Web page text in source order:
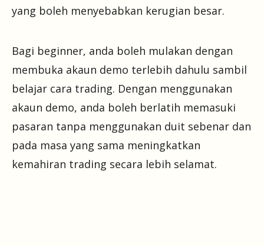
yang boleh menyebabkan kerugian besar.
Bagi beginner, anda boleh mulakan dengan
membuka akaun demo terlebih dahulu sambil
belajar cara trading. Dengan menggunakan
akaun demo, anda boleh berlatih memasuki
pasaran tanpa menggunakan duit sebenar dan
pada masa yang sama meningkatkan
kemahiran trading secara lebih selamat.